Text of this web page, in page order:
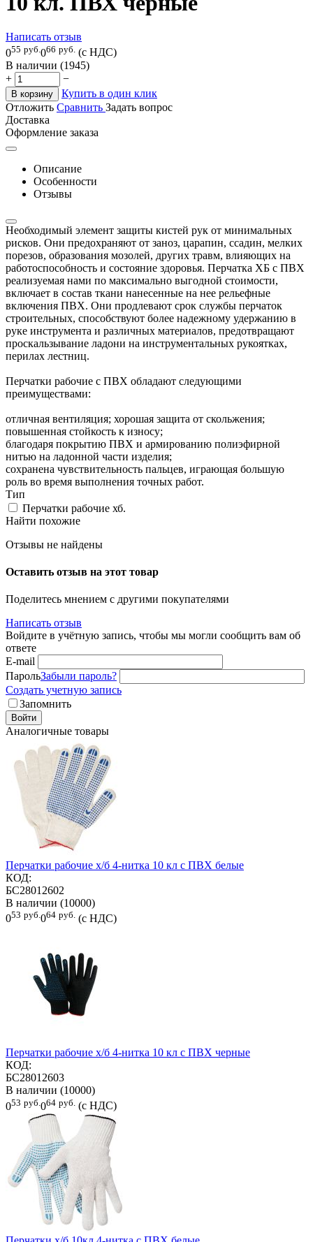
Написать отзыв
055 руб. 066 руб. (с НДС)
В наличии (1945)
+
−
В корзину
Купить в один клик
Отложить Сравнить Задать вопрос
Доставка
Оформление заказа
Описание
Особенности
Отзывы
Необходимый элемент защиты кистей рук от минимальных
рисков. Они предохраняют от заноз, царапин, ссадин, мелких
порезов, образования мозолей, других травм, влияющих на
работоспособность и состояние здоровья. Перчатка ХБ с ПВХ
реализуемая нами по максимально выгодной стоимости,
включает в состав ткани нанесенные на нее рельефные
включения ПВХ. Они продлевают срок службы перчаток
строительных, способствуют более надежному удержанию в
руке инструмента и различных материалов, предотвращают
проскальзывание ладони на инструментальных рукоятках,
перилах лестниц.
Перчатки рабочие с ПВХ обладают следующими
преимуществами:
отличная вентиляция; хорошая защита от скольжения;
повышенная стойкость к износу;
благодаря покрытию ПВХ и армированию полиэфирной
нитью на ладонной части изделия;
сохранена чувствительность пальцев, играющая большую
роль во время выполнения точных работ.
Тип
Перчатки рабочие хб.
Найти похожие
Отзывы не найдены
Оставить отзыв на этот товар
Поделитесь мнением с другими покупателями
Написать отзыв
Войдите в учётную запись, чтобы мы могли сообщить вам об
ответе
E-mail
ПарольЗабыли пароль?
Создать учетную запись
Запомнить
Войти
Аналогичные товары
Перчатки рабочие х/б 4-нитка 10 кл с ПВХ белые
КОД:
БС28012602
В наличии (10000)
053 руб.064 руб. (с НДС)
Перчатки рабочие х/б 4-нитка 10 кл с ПВХ черные
КОД:
БС28012603
В наличии (10000)
053 руб. 064 руб. (с НДС)